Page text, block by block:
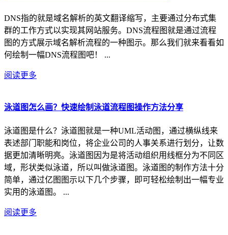
DNS指的就是域名解析的英文翻译缩写，主要通过分布式集
群的工作方式以实现其网站服务。DNS流程图就是通过流程
图的方式展示域名解析流程的一种图示。那么我们就来看看如
何绘制一幅DNS流程图吧！ ...
阅读更多
泳道图怎么画？快速绘制泳道流程图操作方法分享
泳道图是什么？泳道图就是一种UML活动图，通过横纵线来
表述部门职能和岗位，将企业公司的人事关系进行划分，让数
据更加清晰明亮。泳道图因为是将活动组织用线框分为不同区
域，形状类似泳道，所以叫做泳道图。泳道图的制作方法十分
简单，通过亿图图示以下几个步骤，即可轻松绘制出一幅专业
实用的泳道图。 ...
阅读更多